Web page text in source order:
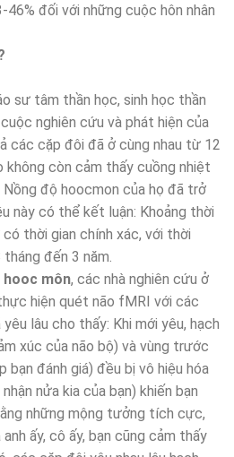
đối với những cuộc hôn nhân
sư tâm thần học, sinh học thần
nghiên cứu và phát hiện của
các cặp đôi đã ở cùng nhau từ 12
còn cảm thấy cuồng nhiệt
Nồng độ hoocmon của họ đã trở
này có thể kết luận: Khoảng thời
thời gian chính xác, với thời
đến 3 năm.
hooc môn, các nhà nghiên cứu ở
hiện quét não fMRI với các
lâu cho thấy: Khi mới yêu, hạch
xúc của não bộ) và vùng trước
bạn đánh giá) đều bị vô hiệu hóa
nửa kia của bạn) khiến bạn
những mộng tưởng tích cực,
ấy, cô ấy, bạn cũng cảm thấy